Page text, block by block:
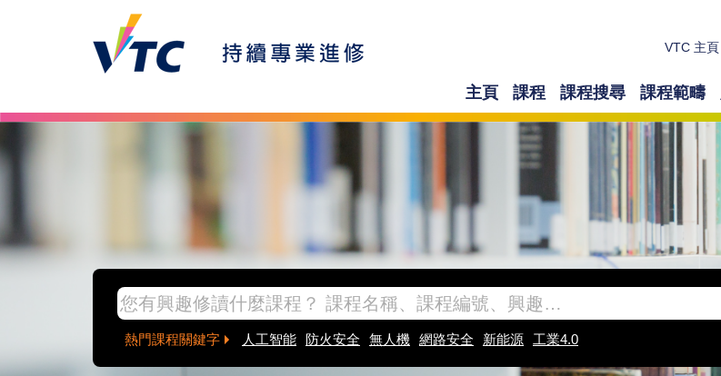
Skip to main content
VTC 主頁
主頁 課程 課程搜尋 課程範疇
熱門課程關鍵字 人工智能 防火安全 無人機 網路安全 新能源 工業4.0